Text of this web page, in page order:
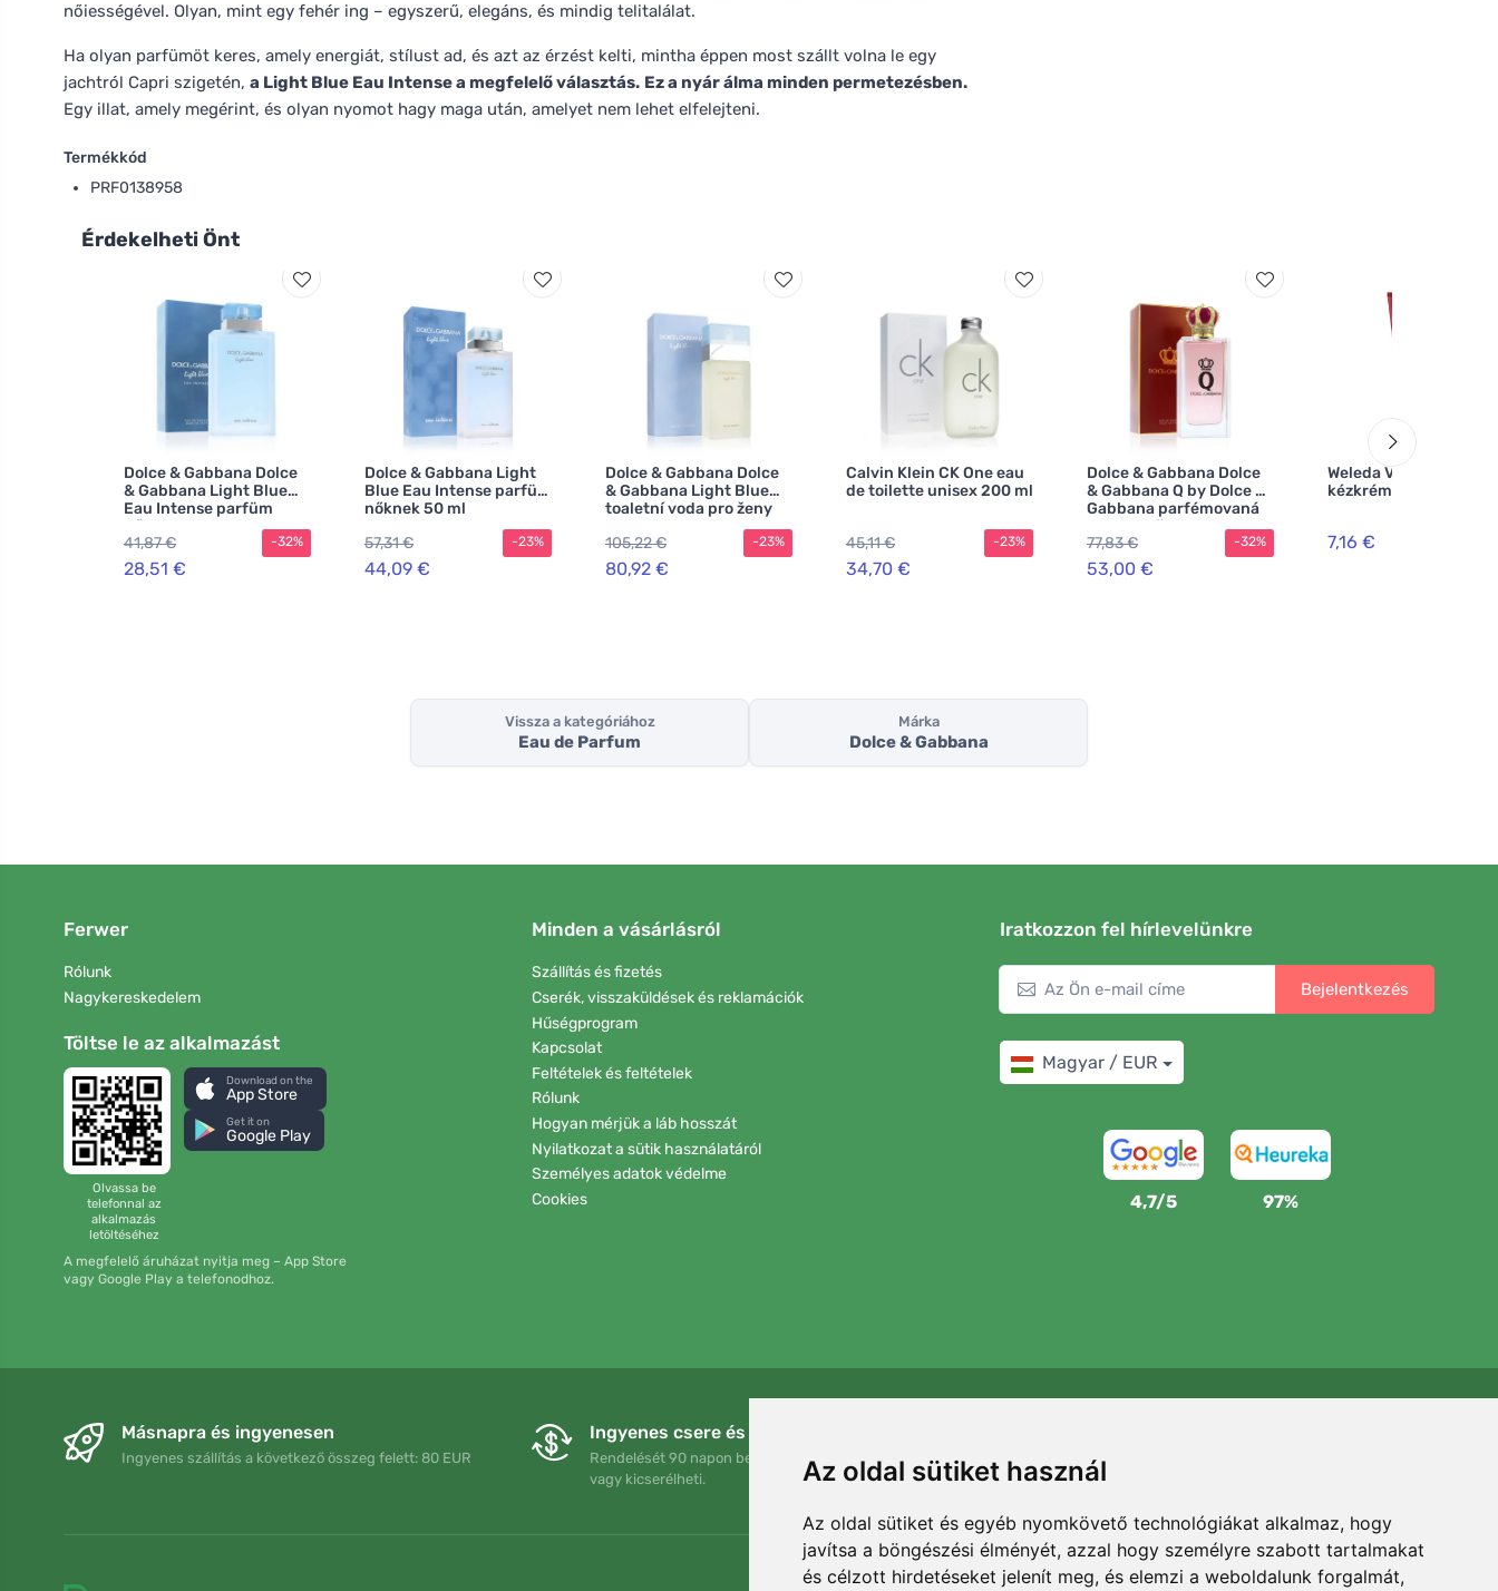
Az oldal sütiket használ
Az oldal sütiket és egyéb nyomkövető technológiákat alkalmaz, hogy
javítsa a böngészési élményét, azzal hogy személyre szabott tartalmakat
és célzott hirdetéseket jelenít meg, és elemzi a weboldalunk forgalmát,
nőiességével. Olyan, mint egy fehér ing – egyszerű, elegáns, és mindig telitalálat.
Ha olyan parfümöt keres, amely energiát, stílust ad, és azt az érzést kelti, mintha éppen most szállt volna le egy
jachtról Capri szigetén, a Light Blue Eau Intense a megfelelő választás. Ez a nyár álma minden permetezésben.
Egy illat, amely megérint, és olyan nyomot hagy maga után, amelyet nem lehet elfelejteni.
Termékkód
PRF0138958
Érdekelheti Önt
Dolce & Gabbana Dolce
& Gabbana Light Blue
Eau Intense parfüm
nőknek 25 ml
41,87 €
28,51 €
-32%
Dolce & Gabbana Light
Blue Eau Intense parfüm
nőknek 50 ml
57,31 €
44,09 €
-23%
Dolce & Gabbana Dolce
& Gabbana Light Blue
toaletní voda pro ženy
105,22 €
80,92 €
-23%
Calvin Klein CK One eau
de toilette unisex 200 ml
45,11 €
34,70 €
-23%
Dolce & Gabbana Dolce
& Gabbana Q by Dolce &
Gabbana parfémovaná
voda pro ženy
77,83 €
53,00 €
-32%
Weleda VERY CHERRY
kézkrém
7,16 €
Vissza a kategóriához
Eau de Parfum
Márka
Dolce & Gabbana
Ferwer
Rólunk
Nagykereskedelem
Töltse le az alkalmazást
Olvassa be
telefonnal az
alkalmazás
letöltéséhez
Download on the
App Store
Get it on
Google Play
A megfelelő áruházat nyitja meg – App Store
vagy Google Play a telefonodhoz.
Minden a vásárlásról
Szállítás és fizetés
Cserék, visszaküldések és reklamációk
Hűségprogram
Kapcsolat
Feltételek és feltételek
Rólunk
Hogyan mérjük a láb hosszát
Nyilatkozat a sütik használatáról
Személyes adatok védelme
Cookies
Iratkozzon fel hírlevelünkre
Bejelentkezés
Magyar / EUR
4,7/5 97%
Másnapra és ingyenesen
Ingyenes szállítás a következő összeg felett: 80 EUR
Ingyenes csere és visszaküldés
Rendelését 90 napon belül bármikor visszaküldheti
vagy kicserélheti.
Minden megrendelésért ültetünk egy fát! Bővebben
Rólunk.